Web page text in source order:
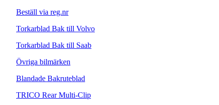
Beställ via reg.nr
Torkarblad Bak till Volvo
Torkarblad Bak till Saab
Övriga bilmärken
Blandade Bakruteblad
TRICO Rear Multi-Clip